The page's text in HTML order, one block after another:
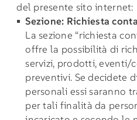
del presente sito internet:
Sezione: Richiesta
La sezione “richiesta
offre la possibilità di
servizi, prodotti, eventi/
preventivi. Se decidete
personali essi saranno
per tali finalità da